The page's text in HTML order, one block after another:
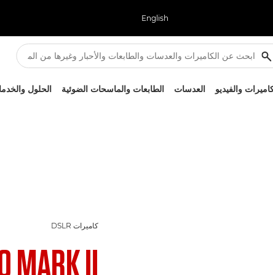
English
والفيديو العدسات الطابعات والماسحات الضوئية الحلول
كاميرات DSLR
MARK II